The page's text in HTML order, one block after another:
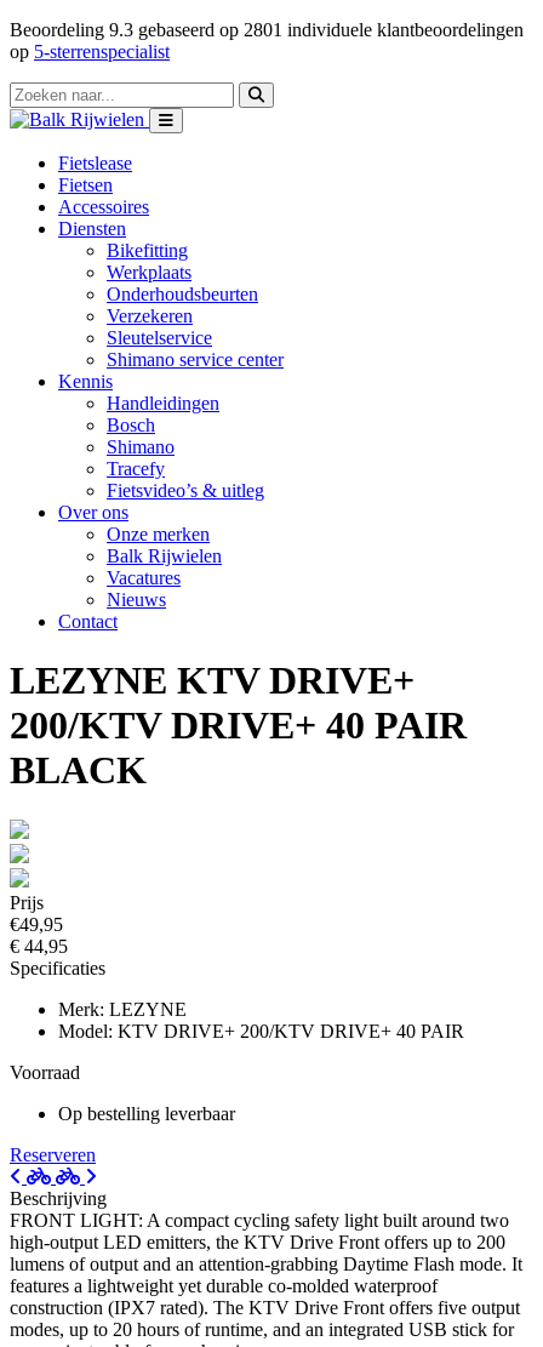
Beoordeling 9.3 gebaseerd op 2801 individuele klantbeoordelingen
op 5-sterrenspecialist
Fietslease
Fietsen
Accessoires
Diensten
Bikefitting
Werkplaats
Onderhoudsbeurten
Verzekeren
Sleutelservice
Shimano service center
Kennis
Handleidingen
Bosch
Shimano
Tracefy
Fietsvideo’s & uitleg
Over ons
Onze merken
Balk Rijwielen
Vacatures
Nieuws
Contact
LEZYNE KTV DRIVE+
200/KTV DRIVE+ 40 PAIR
BLACK
Prijs
€49,95
€ 44,95
Specificaties
Merk: LEZYNE
Model: KTV DRIVE+ 200/KTV DRIVE+ 40 PAIR
Voorraad
Op bestelling leverbaar
Reserveren
Beschrijving
FRONT LIGHT: A compact cycling safety light built around two
high-output LED emitters, the KTV Drive Front offers up to 200
lumens of output and an attention-grabbing Daytime Flash mode. It
features a lightweight yet durable co-molded waterproof
construction (IPX7 rated). The KTV Drive Front offers five output
modes, up to 20 hours of runtime, and an integrated USB stick for